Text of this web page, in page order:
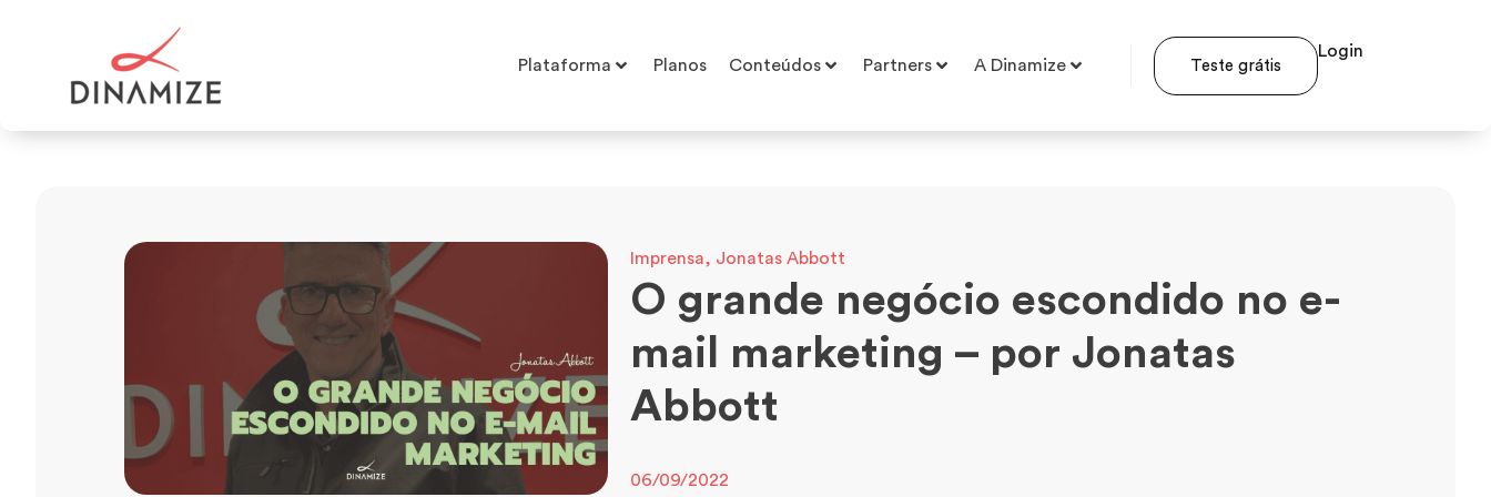
Plataforma Planos Conteúdos Partners A Dinamize Teste grátis
Login
Imprensa, Jonatas Abbott
O grande negócio escondido no e-
mail marketing – por Jonatas
Abbott
06/09/2022